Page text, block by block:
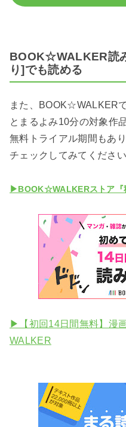
BOOK☆WALKER読
り]でも読める
また、BOOK☆WALKER
とまるよみ10分の対象作
無料トライアル期間もあ
チェックしてみてください
▶BOOK☆WALKERストア『
▶【初回14日間無料】漫
WALKER